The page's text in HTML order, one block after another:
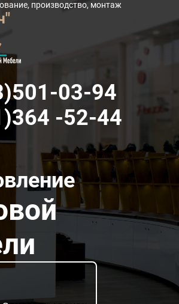
производство, монтаж
03-94
-52-44